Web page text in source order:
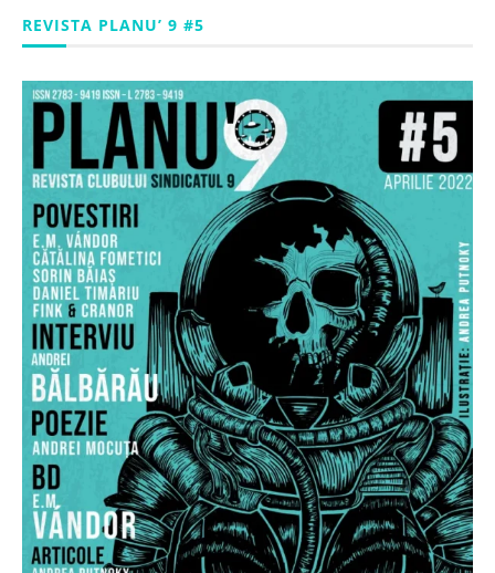
REVISTA PLANU’ 9 #5